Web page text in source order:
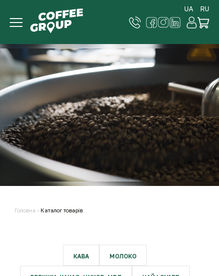
UA RU
Головна › Каталог товарів
КАВА МОЛОКО